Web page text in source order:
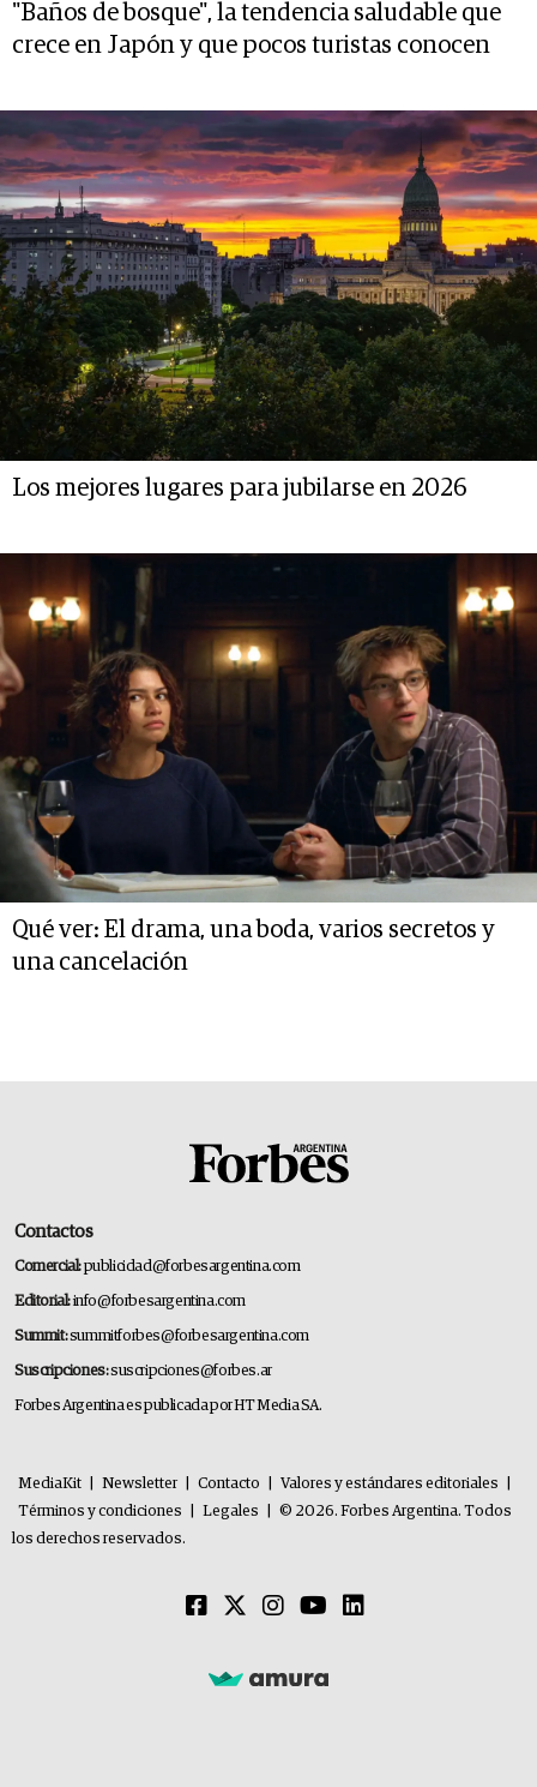
"Baños de bosque", la tendencia saludable que
crece en Japón y que pocos turistas conocen
Los mejores lugares para jubilarse en 2026
Qué ver: El drama, una boda, varios secretos y
una cancelación
Contactos
Comercial:publicidad@forbesargentina.com
Editorial:info@forbesargentina.com
Summit:summitforbes@forbesargentina.com
Suscripciones:suscripciones@forbes.ar
Forbes Argentina es publicada por HT Media SA.
MediaKit Newsletter Contacto Valores y estándares editoriales
Términos y condiciones
Legales
© 2026. Forbes Argentina. Todos
los derechos reservados.